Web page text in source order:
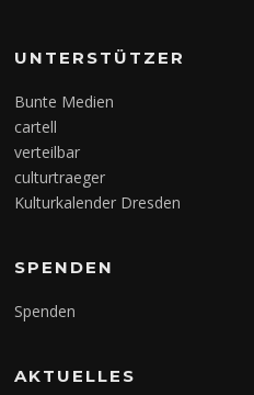
UNTERSTÜTZER
Bunte Medien
cartell
verteilbar
culturtraeger
Kulturkalender Dresden
SPENDEN
Spenden
AKTUELLES